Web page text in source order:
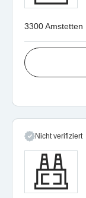
3300 Amstetten
Nicht verifiziert